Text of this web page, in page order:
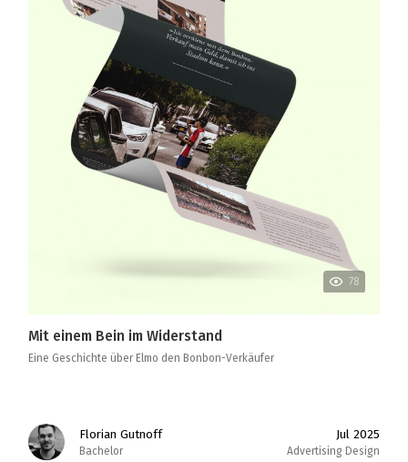
78
Mit einem Bein im Widerstand
Eine Geschichte über Elmo den Bonbon-Verkäufer
Florian Gutnoff
Bachelor
Jul 2025
Advertising Design